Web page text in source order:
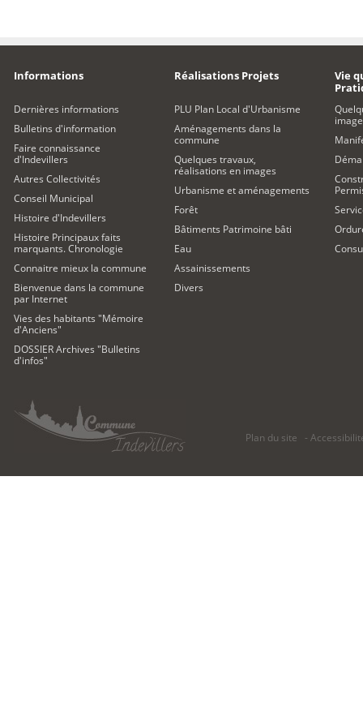
Informations
Dernières informations
Bulletins d'information
Faire connaissance
d'Indevillers
Autres Collectivités
Conseil Municipal
Histoire d'Indevillers
Histoire Principaux faits
marquants. Chronologie
Connaitre mieux la commune
Bienvenue dans la commune
par Internet
Vies des habitants "Mémoire
d'Anciens"
DOSSIER Archives "Bulletins
d'infos"
Réalisations Projets
PLU Plan Local d'Urbanisme
Aménagements dans la
commune
Quelques travaux,
réalisations en images
Urbanisme et aménagements
Forêt
Bâtiments Patrimoine bâti
Eau
Assainissements
Divers
Vie
Plan du site